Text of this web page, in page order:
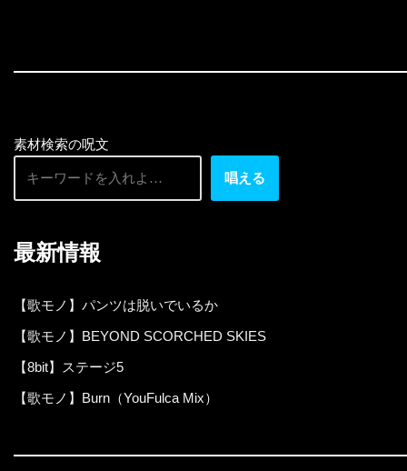
素材検索の呪文
唱える
最新情報
【歌モノ】パンツは脱いでいるか
【歌モノ】BEYOND SCORCHED SKIES
【8bit】ステージ5
【歌モノ】Burn（YouFulca Mix）